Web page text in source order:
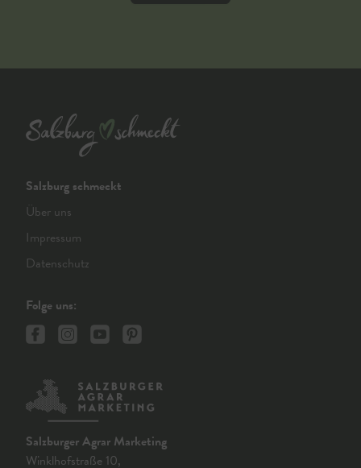
Salzburg schmeckt
Über uns
Impressum
Datenschutz
Folge uns:
Salzburger Agrar Marketing
Winklhofstraße 10,